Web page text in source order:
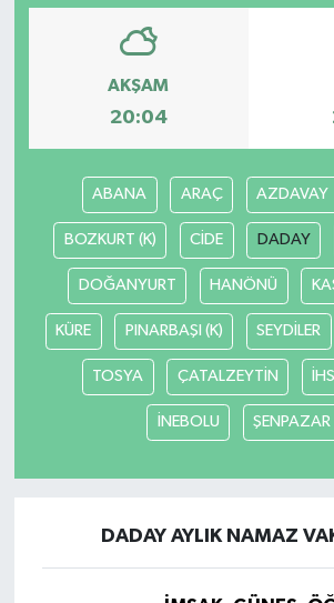
AKŞAM
20:04
ABANA ARAÇ AZDAVAY
BOZKURT (K) CİDE DADAY
DOĞANYURT HANÖNÜ
KÜRE PINARBAŞI (K) SEYDİLER
TOSYA ÇATALZEYTİN
İNEBOLU ŞENPAZAR
DADAY AYLIK NAMAZ
Sürmanşet
Yaşam